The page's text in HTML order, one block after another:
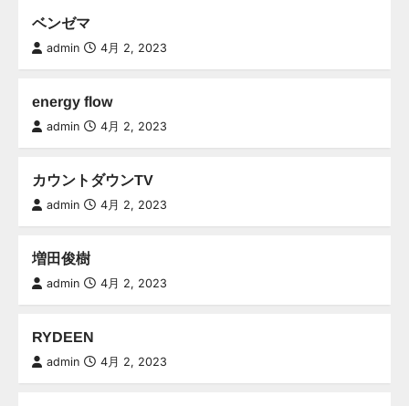
ベンゼマ
admin 4月 2, 2023
energy flow
admin 4月 2, 2023
カウントダウンTV
admin 4月 2, 2023
増田俊樹
admin 4月 2, 2023
RYDEEN
admin 4月 2, 2023